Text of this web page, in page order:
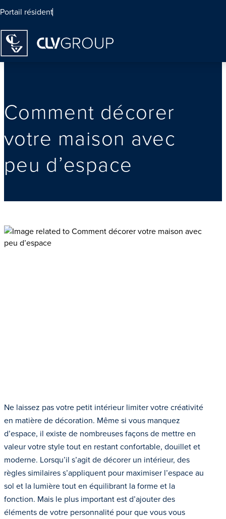
Portail résident
Homepage
Comment décorer
votre maison avec
peu d’espace
Ne laissez pas votre petit intérieur limiter votre créativité
en matière de décoration. Même si vous manquez
d’espace, il existe de nombreuses façons de mettre en
valeur votre style tout en restant confortable, douillet et
moderne. Lorsqu’il s’agit de décorer un intérieur, des
règles similaires s’appliquent pour maximiser l’espace au
sol et la lumière tout en équilibrant la forme et la
fonction. Mais le plus important est d’ajouter des
éléments de votre personnalité pour que vous vous